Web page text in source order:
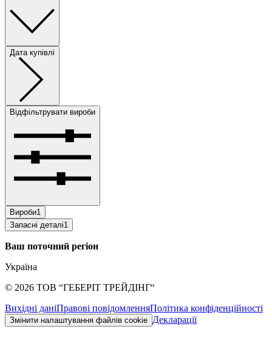
Дата купівлі
Відфільтрувати вироби
Вироби1
Запасні деталі1
Ваш поточний регіон
Україна
© 2026 ТОВ “ГЕБЕРІТ ТРЕЙДІНГ“
Вихідні даніПравові повідомленняПолітика конфіденційності
Змінити налаштування файлів cookie Декларації